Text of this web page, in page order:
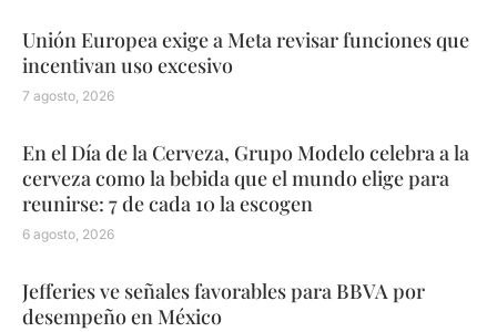
Unión Europea exige a Meta revisar funciones que
incentivan uso excesivo
7 agosto, 2026
En el Día de la Cerveza, Grupo Modelo celebra a la
cerveza como la bebida que el mundo elige para
reunirse: 7 de cada 10 la escogen
6 agosto, 2026
Jefferies ve señales favorables para BBVA por
desempeño en México